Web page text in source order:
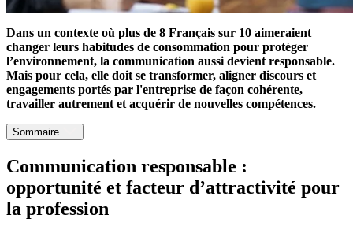
Dans un contexte où plus de 8 Français sur 10 aimeraient
changer leurs habitudes de consommation pour protéger
l’environnement, la communication aussi devient responsable.
Mais pour cela, elle doit se transformer, aligner discours et
engagements portés par l'entreprise de façon cohérente,
travailler autrement et acquérir de nouvelles compétences.
Sommaire
Communication responsable :
opportunité et facteur d’attractivité pour
la profession